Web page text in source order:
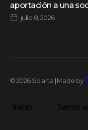
aportación a una
julio 8, 2026
© 2026 Solarta | Made by
Inicio Terms